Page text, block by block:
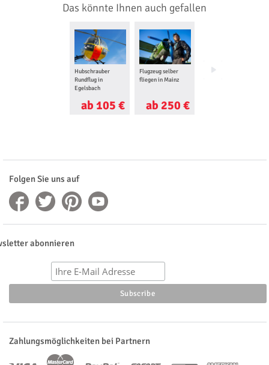
Das könnte Ihnen auch gefallen
Hubschrauber
Rundflug in
Egelsbach
ab 105 €
Flugzeug selber
fliegen in Mainz
ab 250 €
Ballon fahren in Bad
Folgen Sie uns auf
abonnieren
Zahlungsmöglichkeiten bei Partnern